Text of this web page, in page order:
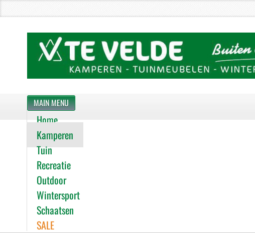
MAIN MENU
Home
Kamperen
Tuin
Recreatie
Outdoor
Wintersport
Schaatsen
SALE